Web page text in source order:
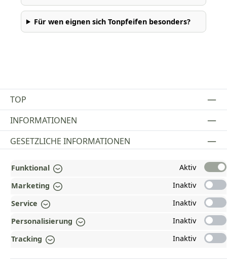
Für wen eignen sich Tonpfeifen besonders?
TOP
Vertrag widerrufen
INFORMATIONEN
GESETZLICHE INFORMATIONEN
ZAHLUNGS- UND VERSANDARTEN
AUSGEZEICHNET UND ZERTIFIZIERT!
WARUM HEAD-SHOP.DE?
UNSERE COMMUNITIES
Funktional
Aktiv
Marketing
Inaktiv
Service
Inaktiv
Personalisierung
Inaktiv
Tracking
Inaktiv